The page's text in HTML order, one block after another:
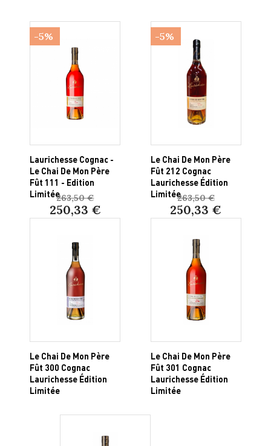
Laurichesse Cognac -
Le Chai De Mon Père
Fût 111 - Edition
Limitée263,50 €
250,33 €
-5%
Le Chai De Mon Père
Fût 212 Cognac
Laurichesse Édition
Limitée263,50 €
250,33 €
-5%
Le Chai De Mon Père
Fût 300 Cognac
Laurichesse Édition
Limitée
Le Chai De Mon Père
Fût 301 Cognac
Laurichesse Édition
Limitée